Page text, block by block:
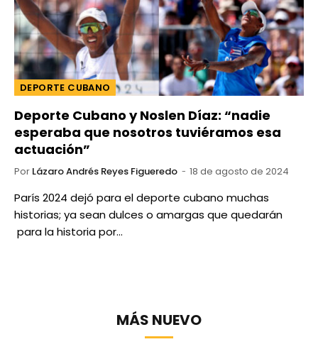
DEPORTE CUBANO
Deporte Cubano y Noslen Díaz: “nadie
esperaba que nosotros tuviéramos esa
actuación”
Por Lázaro Andrés Reyes Figueredo 18 de agosto de 2024
París 2024 dejó para el deporte cubano muchas
historias; ya sean dulces o amargas que quedarán
para la historia por…
MÁS NUEVO